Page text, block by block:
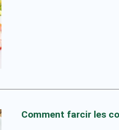
Comment farcir les